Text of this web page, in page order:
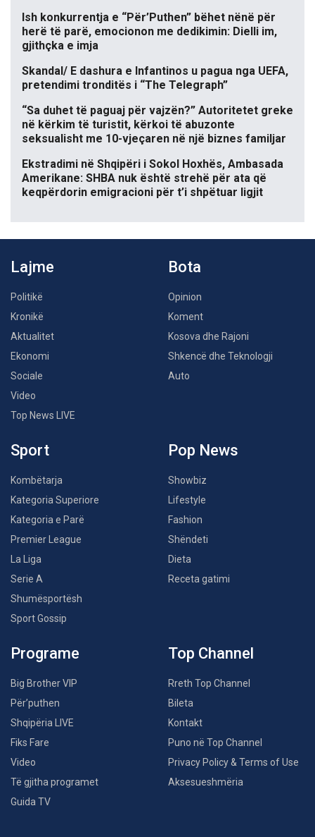
Ish konkurrentja e “Për’Puthen” bëhet nënë për
herë të parë, emocionon me dedikimin: Dielli im,
gjithçka e imja
Skandal/ E dashura e Infantinos u pagua nga UEFA,
pretendimi tronditës i “The Telegraph”
“Sa duhet të paguaj për vajzën?” Autoritetet greke
në kërkim të turistit, kërkoi të abuzonte
seksualisht me 10-vjeçaren në një biznes familjar
Ekstradimi në Shqipëri i Sokol Hoxhës, Ambasada
Amerikane: SHBA nuk është strehë për ata që
keqpërdorin emigracioni për t’i shpëtuar ligjit
Lajme
Politikë
Kronikë
Aktualitet
Ekonomi
Sociale
Video
Top News LIVE
Bota
Opinion
Koment
Kosova dhe Rajoni
Shkencë dhe Teknologji
Auto
Sport
Kombëtarja
Kategoria Superiore
Kategoria e Parë
Premier League
La Liga
Serie A
Shumësportësh
Sport Gossip
Pop News
Showbiz
Lifestyle
Fashion
Shëndeti
Dieta
Receta gatimi
Programe
Big Brother VIP
Për’puthen
Shqipëria LIVE
Fiks Fare
Video
Të gjitha programet
Guida TV
Top Channel
Rreth Top Channel
Bileta
Kontakt
Puno në Top Channel
Privacy Policy & Terms of Use
Aksesueshmëria